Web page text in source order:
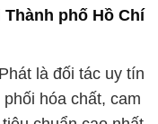
áp dụng những
chất, giúp
cận được những
hệ đối tác đáng tin